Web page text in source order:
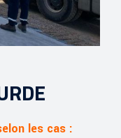
les cas :